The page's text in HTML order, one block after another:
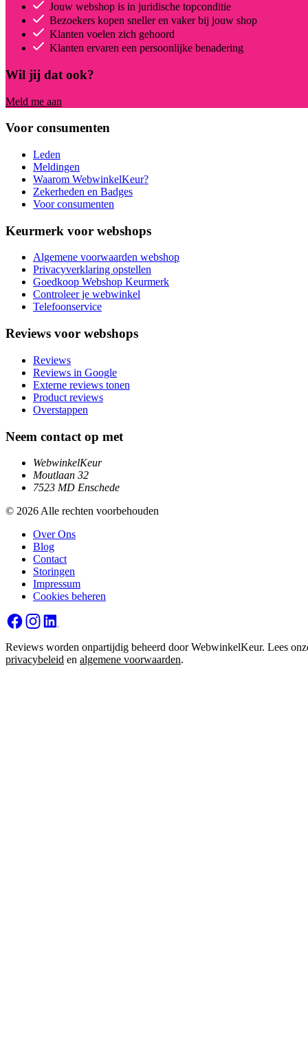
Jouw webshop is in juridische topconditie
Bezoekers kopen sneller en vaker bij jouw shop
Klanten voelen zich gehoord
Klanten ervaren een persoonlijke benadering
Wil jij dat ook?
Meld me aan
Voor consumenten
Leden
Meldingen
Waarom WebwinkelKeur?
Zekerheden en Badges
Voor consumenten
Keurmerk voor webshops
Algemene voorwaarden webshop
Privacyverklaring opstellen
Goedkoop Webshop Keurmerk
Controleer je webwinkel
Telefoonservice
Reviews voor webshops
Reviews
Reviews in Google
Externe reviews tonen
Product reviews
Overstappen
Neem contact op met
WebwinkelKeur
Moutlaan 32
7523 MD Enschede
© 2026 Alle rechten voorbehouden
Over Ons
Blog
Contact
Storingen
Impressum
Cookies beheren
Reviews worden onpartijdig beheerd door WebwinkelKeur. Lees
privacybeleid en algemene voorwaarden.